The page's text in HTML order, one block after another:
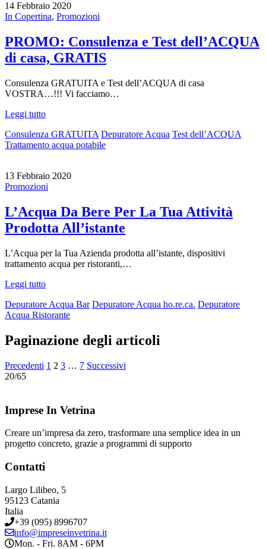
14 Febbraio 2020
In Copertina, Promozioni
PROMO: Consulenza e Test dell’ACQUA
di casa, GRATIS
Consulenza GRATUITA e Test dell’ACQUA di casa
VOSTRA…!!! Vi facciamo…
Leggi tutto
Consulenza GRATUITA Depuratore Acqua Test dell’ACQUA
Trattamento acqua potabile
13 Febbraio 2020
Promozioni
L’Acqua Da Bere Per La Tua Attività
Prodotta All’istante
L’Acqua per la Tua Azienda prodotta all’istante, dispositivi
trattamento acqua per ristoranti,…
Leggi tutto
Depuratore Acqua Bar Depuratore Acqua ho.re.ca. Depuratore
Acqua Ristorante
Paginazione degli articoli
Precedenti 1 2 3 … 7 Successivi
20/65
Imprese In Vetrina
Creare un’impresa da zero, trasformare una semplice idea in un
progetto concreto, grazie a programmi di supporto
Contatti
Largo Lilibeo, 5
95123 Catania
Italia
+39 (095) 8996707
info@impreseinvetrina.it
Mon. - Fri. 8AM - 6PM